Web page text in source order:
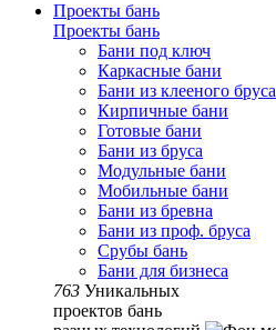
Проекты бань
Проекты бань
Бани под ключ
Каркасные бани
Бани из клееного бруса
Кирпичные бани
Готовые бани
Бани из бруса
Модульные бани
Мобильные бани
Бани из бревна
Бани из проф. бруса
Срубы бань
Бани для бизнеса
763 Уникальных
проектов бань